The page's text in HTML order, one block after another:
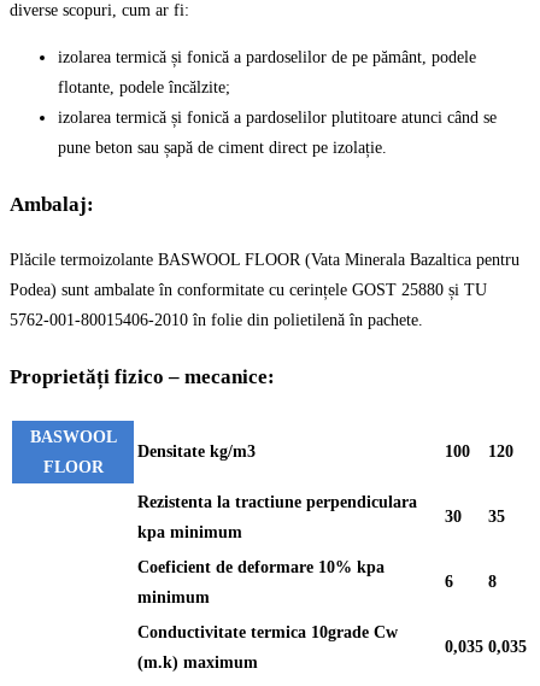
diverse scopuri, cum ar fi:
izolarea termică și fonică a pardoselilor de pe pământ, podele
flotante, podele încălzite;
izolarea termică și fonică a pardoselilor plutitoare atunci când se
pune beton sau șapă de ciment direct pe izolație.
Ambalaj:
Plăcile termoizolante BASWOOL FLOOR (Vata Minerala Bazaltica pentru
Podea) sunt ambalate în conformitate cu cerințele GOST 25880 și TU
5762-001-80015406-2010 în folie din polietilenă în pachete.
Proprietăți fizico – mecanice:
BASWOOL
FLOOR
Densitate kg/m3 100 120
Rezistenta la tractiune perpendiculara
kpa minimum
30 35
Coeficient de deformare 10% kpa
minimum
6 8
Conductivitate termica 10grade Cw
(m.k) maximum
0,035 0,035